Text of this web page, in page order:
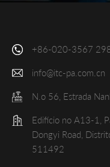
+86-020-3567
info@itc-pa.com.cn
N.o 56, Estrada
Edifício no A13-1,
Dongyi Road,
511492